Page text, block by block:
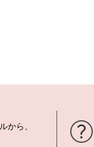
から、